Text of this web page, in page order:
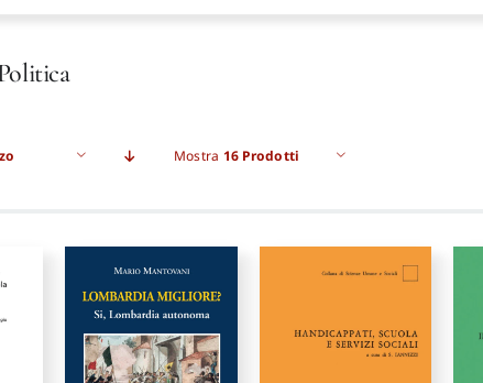
Mostra 16 Prodotti